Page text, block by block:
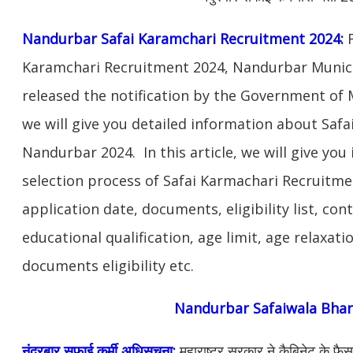
Nandurbar Safai Karamchari Recruitment 2024:
Karamchari Recruitment 2024, Nandurbar
released the notification by the Government of
we will give you detailed information about
Nandurbar 2024. In this article, we will give
selection process of Safai Karmachari
application date, documents, eligibility list,
educational qualification, age limit, age
documents eligibility etc.
Nandurbar Safaiwala